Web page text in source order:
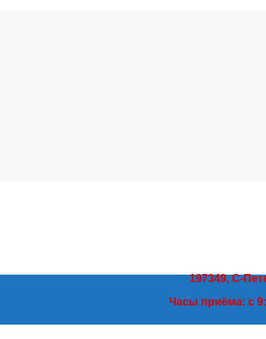
197349, С-
Часы приёма: с